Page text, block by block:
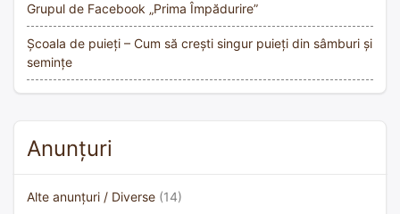
Grupul de Facebook „Prima Împădurire”
Școala de puieți – Cum să crești singur puieți din sâmburi și
semințe
Anunțuri
Alte anunțuri / Diverse (14)